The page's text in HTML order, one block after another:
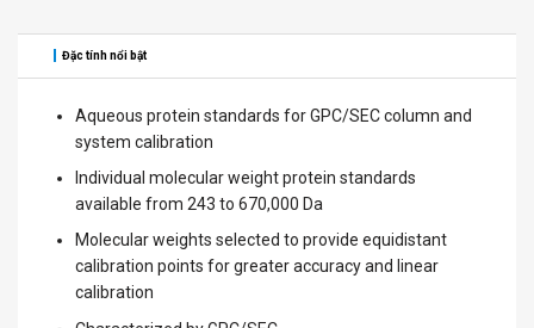
Đặc tính nổi bật
Aqueous protein standards for GPC/SEC column and
system calibration
Individual molecular weight protein standards
available from 243 to 670,000 Da
Molecular weights selected to provide equidistant
calibration points for greater accuracy and linear
calibration